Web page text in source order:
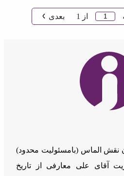
از 1 بعدی
الماس (بامسئوليت محدود)
آقای علی معارفی از تاریخ